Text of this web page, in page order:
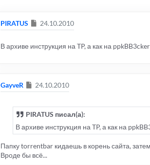
PIRATUS Сообщение
24.10.2010
В архиве инструкция на TP, а как на
GayveR Сообщение
24.10.2010
PIRATUS писал(а):
В архиве инструкция на TP, а как на
Папку torrentbar кидаешь в корень сайта,
Вроде бы всё...